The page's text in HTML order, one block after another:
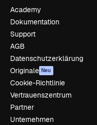
Academy
Dokumentation
Support
AGB
Datenschutzerklärung
Originale Neu
Cookie-Richtlinie
Vertrauenszentrum
Partner
Unternehmen